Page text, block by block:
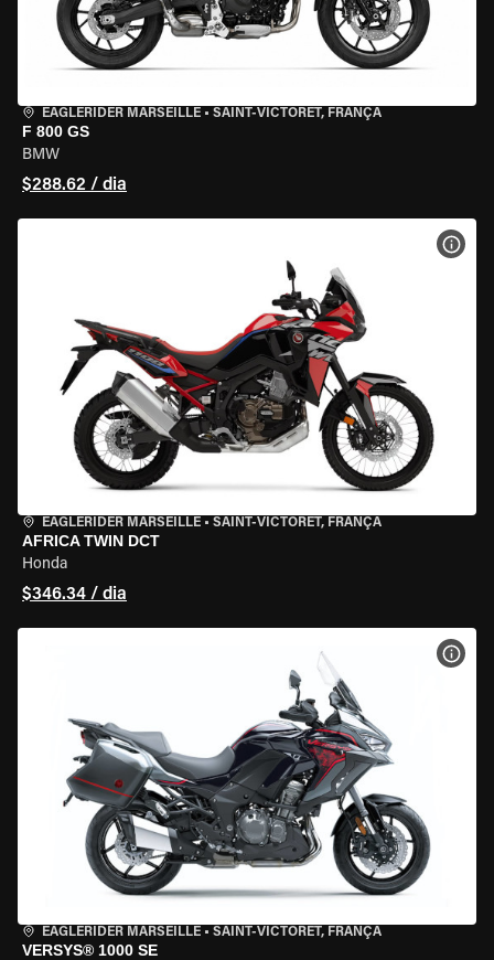
EAGLERIDER MARSEILLE • SAINT-VICTORET, FRANÇA
F 800 GS
BMW
$288.62 / dia
EAGLERIDER MARSEILLE • SAINT-VICTORET, FRANÇA
AFRICA TWIN DCT
Honda
$346.34 / dia
VER
EAGLERIDER MARSEILLE • SAINT-VICTORET, FRANÇA
VERSYS® 1000 SE
VER